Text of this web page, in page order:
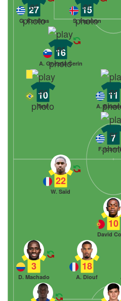
15
S. Ingason
27
G. Kotsiras
16
A. Gnezda Čerin
11
A.
10
Tetê
7
F.
3
D. Machado
18
A. Diouf
10
David
22
W. Saïd